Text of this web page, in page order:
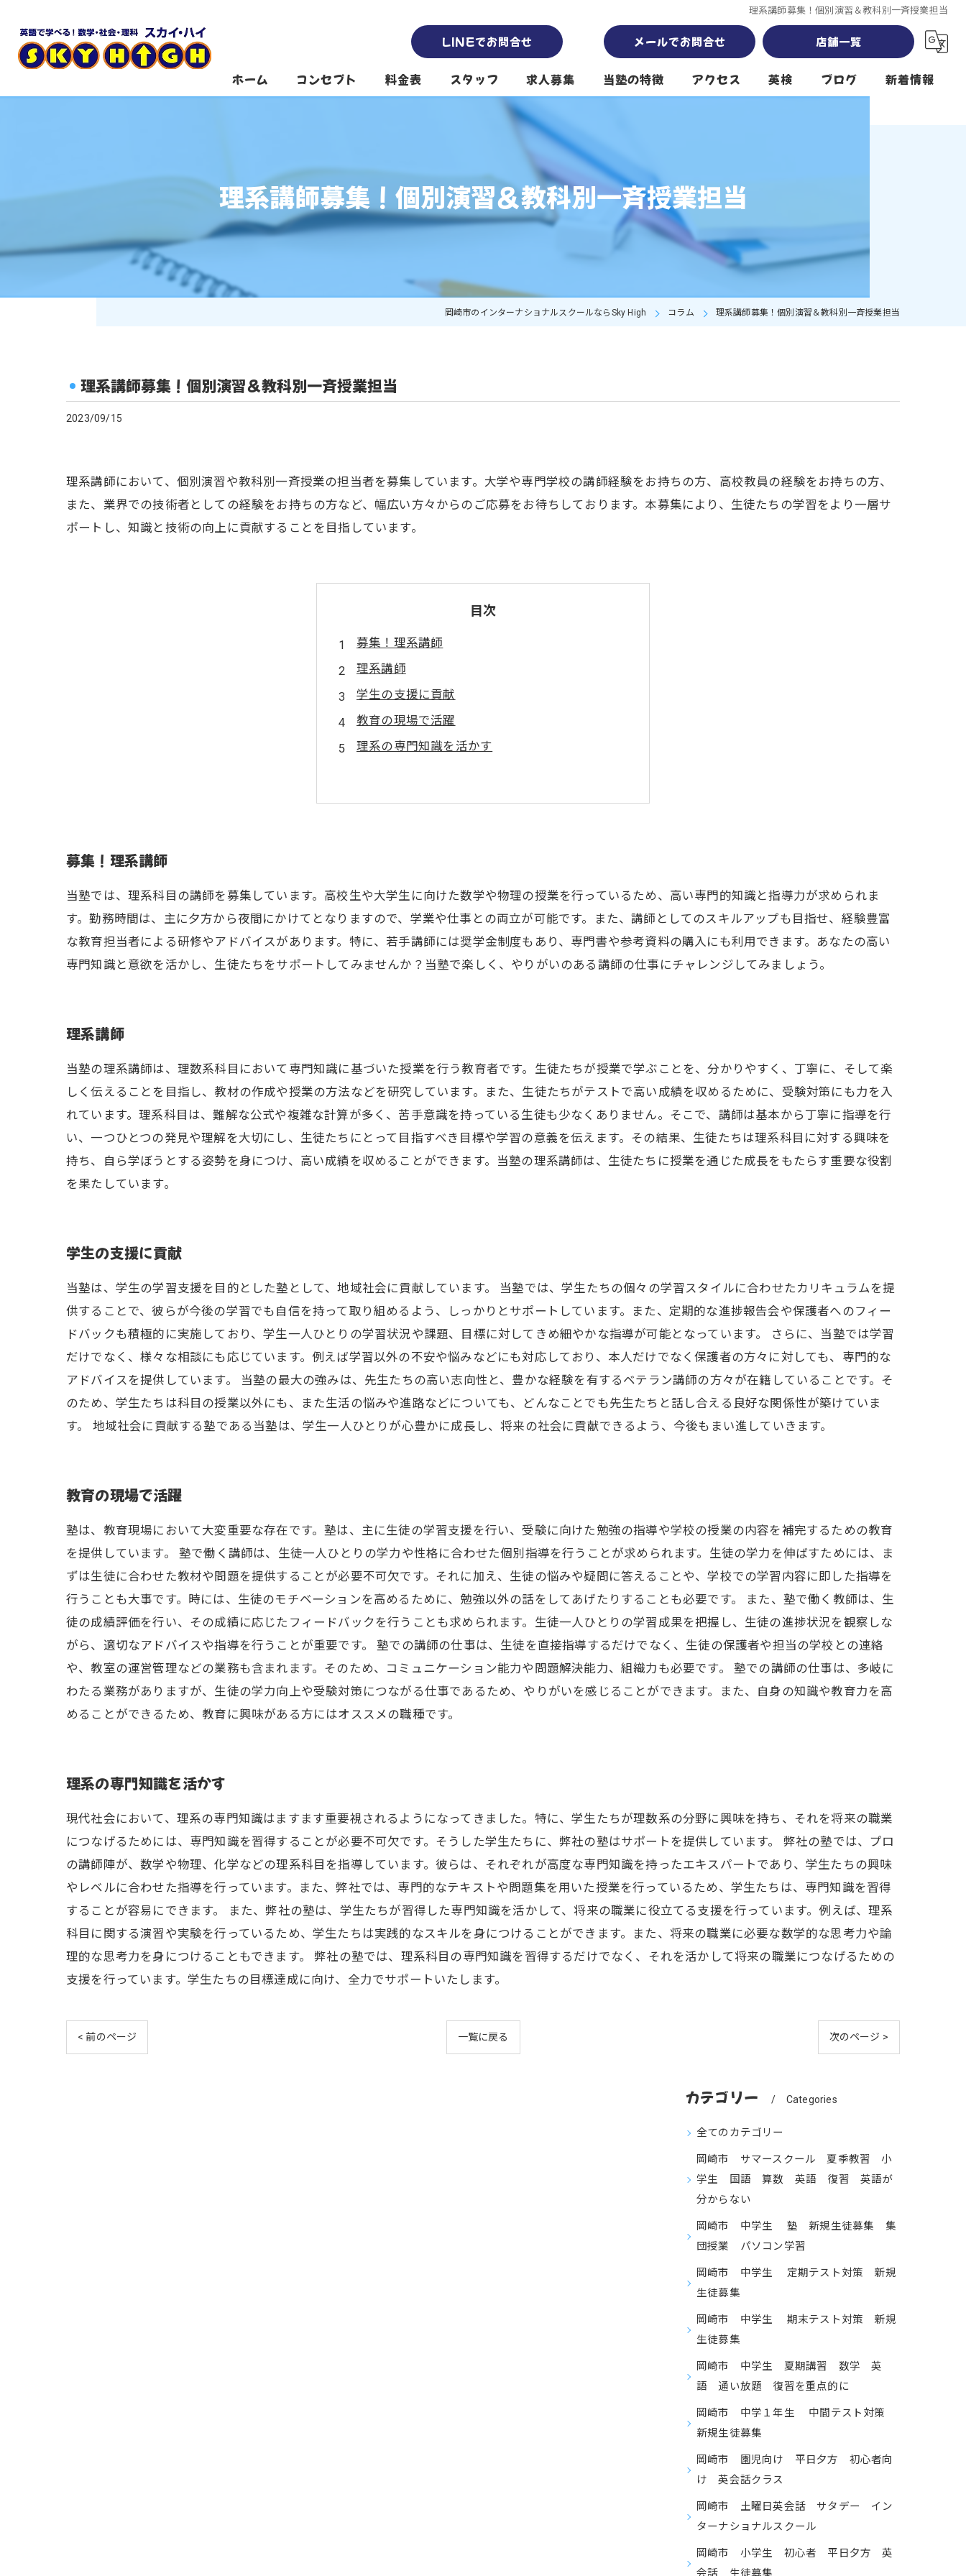
理系講師募集！個別演習＆教科別一斉授業担当
LINEでお問合せ メールでお問合せ 店舗一覧
ホーム コンセプト 料金表 スタッフ
南公園本校スタッフ
堤下公園校スタッフ
求人募集 当塾の特徴
英会話
保育園
プリスクール
中高生
アクセス
Sky High 堤下公園校 north
英検 ブログ 新着情報
理系講師募集！個別演習＆教科別一斉授業担当
岡崎市のインターナショナルスクールならSky High コラム 理系講師募集！個別演習＆教科別一斉授業担当
理系講師募集！個別演習＆教科別一斉授業担当
2023/09/15
理系講師において、個別演習や教科別一斉授業の担当者を募集しています。大学や専門学校の講師経験をお持ちの方、高校教員の経験をお持ちの方、
また、業界での技術者としての経験をお持ちの方など、幅広い方々からのご応募をお待ちしております。本募集により、生徒たちの学習をより一層サ
ポートし、知識と技術の向上に貢献することを目指しています。
目次
募集！理系講師
理系講師
学生の支援に貢献
教育の現場で活躍
理系の専門知識を活かす
募集！理系講師
当塾では、理系科目の講師を募集しています。高校生や大学生に向けた数学や物理の授業を行っているため、高い専門的知識と指導力が求められま
す。勤務時間は、主に夕方から夜間にかけてとなりますので、学業や仕事との両立が可能です。また、講師としてのスキルアップも目指せ、経験豊富
な教育担当者による研修やアドバイスがあります。特に、若手講師には奨学金制度もあり、専門書や参考資料の購入にも利用できます。あなたの高い
専門知識と意欲を活かし、生徒たちをサポートしてみませんか？当塾で楽しく、やりがいのある講師の仕事にチャレンジしてみましょう。
理系講師
当塾の理系講師は、理数系科目において専門知識に基づいた授業を行う教育者です。生徒たちが授業で学ぶことを、分かりやすく、丁寧に、そして楽
しく伝えることを目指し、教材の作成や授業の方法などを研究しています。また、生徒たちがテストで高い成績を収めるために、受験対策にも力を入
れています。理系科目は、難解な公式や複雑な計算が多く、苦手意識を持っている生徒も少なくありません。そこで、講師は基本から丁寧に指導を行
い、一つひとつの発見や理解を大切にし、生徒たちにとって目指すべき目標や学習の意義を伝えます。その結果、生徒たちは理系科目に対する興味を
持ち、自ら学ぼうとする姿勢を身につけ、高い成績を収めることができます。当塾の理系講師は、生徒たちに授業を通じた成長をもたらす重要な役割
を果たしています。
学生の支援に貢献
当塾は、学生の学習支援を目的とした塾として、地域社会に貢献しています。 当塾では、学生たちの個々の学習スタイルに合わせたカリキュラムを提
供することで、彼らが今後の学習でも自信を持って取り組めるよう、しっかりとサポートしています。また、定期的な進捗報告会や保護者へのフィー
ドバックも積極的に実施しており、学生一人ひとりの学習状況や課題、目標に対してきめ細やかな指導が可能となっています。 さらに、当塾では学習
だけでなく、様々な相談にも応じています。例えば学習以外の不安や悩みなどにも対応しており、本人だけでなく保護者の方々に対しても、専門的な
アドバイスを提供しています。 当塾の最大の強みは、先生たちの高い志向性と、豊かな経験を有するベテラン講師の方々が在籍していることです。そ
のため、学生たちは科目の授業以外にも、また生活の悩みや進路などについても、どんなことでも先生たちと話し合える良好な関係性が築けていま
す。 地域社会に貢献する塾である当塾は、学生一人ひとりが心豊かに成長し、将来の社会に貢献できるよう、今後もまい進していきます。
教育の現場で活躍
塾は、教育現場において大変重要な存在です。塾は、主に生徒の学習支援を行い、受験に向けた勉強の指導や学校の授業の内容を補完するための教育
を提供しています。 塾で働く講師は、生徒一人ひとりの学力や性格に合わせた個別指導を行うことが求められます。生徒の学力を伸ばすためには、ま
ずは生徒に合わせた教材や問題を提供することが必要不可欠です。それに加え、生徒の悩みや疑問に答えることや、学校での学習内容に即した指導を
行うことも大事です。時には、生徒のモチベーションを高めるために、勉強以外の話をしてあげたりすることも必要です。 また、塾で働く教師は、生
徒の成績評価を行い、その成績に応じたフィードバックを行うことも求められます。生徒一人ひとりの学習成果を把握し、生徒の進捗状況を観察しな
がら、適切なアドバイスや指導を行うことが重要です。 塾での講師の仕事は、生徒を直接指導するだけでなく、生徒の保護者や担当の学校との連絡
や、教室の運営管理などの業務も含まれます。そのため、コミュニケーション能力や問題解決能力、組織力も必要です。 塾での講師の仕事は、多岐に
わたる業務がありますが、生徒の学力向上や受験対策につながる仕事であるため、やりがいを感じることができます。また、自身の知識や教育力を高
めることができるため、教育に興味がある方にはオススメの職種です。
理系の専門知識を活かす
現代社会において、理系の専門知識はますます重要視されるようになってきました。特に、学生たちが理数系の分野に興味を持ち、それを将来の職業
につなげるためには、専門知識を習得することが必要不可欠です。そうした学生たちに、弊社の塾はサポートを提供しています。 弊社の塾では、プロ
の講師陣が、数学や物理、化学などの理系科目を指導しています。彼らは、それぞれが高度な専門知識を持ったエキスパートであり、学生たちの興味
やレベルに合わせた指導を行っています。また、弊社では、専門的なテキストや問題集を用いた授業を行っているため、学生たちは、専門知識を習得
することが容易にできます。 また、弊社の塾は、学生たちが習得した専門知識を活かして、将来の職業に役立てる支援を行っています。例えば、理系
科目に関する演習や実験を行っているため、学生たちは実践的なスキルを身につけることができます。また、将来の職業に必要な数学的な思考力や論
理的な思考力を身につけることもできます。 弊社の塾では、理系科目の専門知識を習得するだけでなく、それを活かして将来の職業につなげるための
支援を行っています。学生たちの目標達成に向け、全力でサポートいたします。
< 前のページ 一覧に戻る 次のページ >
カテゴリー Categories
全てのカテゴリー
岡崎市 サマースクール 夏季教習 小
学生 国語 算数 英語 復習 英語が
分からない
岡崎市 中学生 塾 新規生徒募集 集
団授業 パソコン学習
岡崎市 中学生 定期テスト対策 新規
生徒募集
岡崎市 中学生 期末テスト対策 新規
生徒募集
岡崎市 中学生 夏期講習 数学 英
語 通い放題 復習を重点的に
岡崎市 中学１年生 中間テスト対策
新規生徒募集
岡崎市 園児向け 平日夕方 初心者向
け 英会話クラス
岡崎市 土曜日英会話 サタデー イン
ターナショナルスクール
岡崎市 小学生 初心者 平日夕方 英
会話 生徒募集